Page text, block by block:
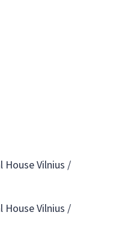
Vilnius /
House Vilnius /